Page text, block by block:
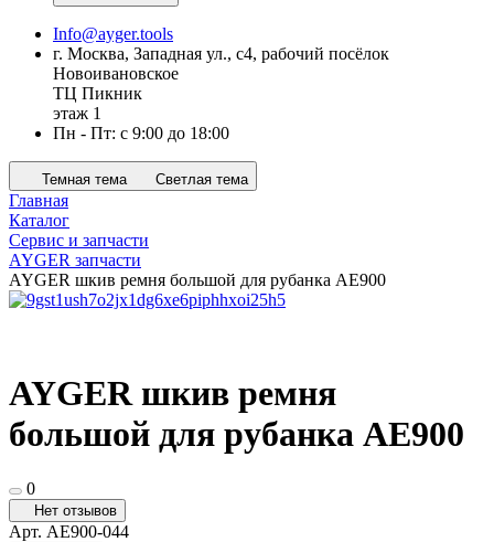
Info@ayger.tools
г. Москва, Западная ул., с4, рабочий посёлок
Новоивановское
ТЦ Пикник
этаж 1
Пн - Пт: с 9:00 до 18:00
Темная тема Светлая тема
Главная
Каталог
Сервис и запчасти
AYGER запчасти
AYGER шкив ремня большой для рубанка AE900
AYGER шкив ремня
большой для рубанка AE900
0
Нет отзывов
Арт. AE900-044